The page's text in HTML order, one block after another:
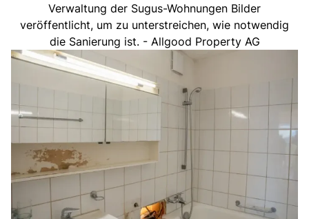
Verwaltung der Sugus-Wohnungen Bilder
veröffentlicht, um zu unterstreichen, wie notwendig
die Sanierung ist. - Allgood Property AG